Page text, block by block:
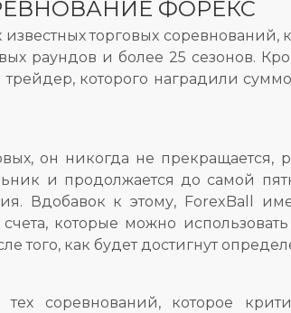
ФОРЕКС
торговых
раундов и более 25 сезонов.
которого наградили
он никогда не прекращается,
и продолжается до самой
Вдобавок к этому, ForexBall
которые можно
того, как будет достигнут
соревнований, которое